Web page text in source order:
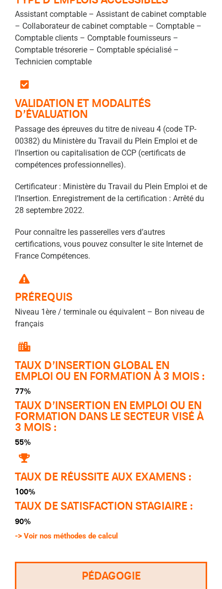
Assistant comptable – Assistant de cabinet comptable
– Collaborateur de cabinet comptable – Comptable –
Comptable clients – Comptable fournisseurs –
Comptable trésorerie – Comptable spécialisé –
Technicien comptable
VALIDATION ET MODALITÉS
D’ÉVALUATION
Passage des épreuves du titre de niveau 4 (code TP-
00382) du Ministère du Travail du Plein Emploi et de
l’Insertion ou capitalisation de CCP (certificats de
compétences professionnelles).
Certificateur : Ministère du Travail du Plein Emploi et de
l’Insertion. Enregistrement de la certification : Arrêté du
28 septembre 2022.
Pour connaître les passerelles vers d’autres
certifications, vous pouvez consulter le site Internet de
France Compétences.
PRÉREQUIS
Niveau 1ère / terminale ou équivalent – Bon niveau de
français
TAUX D’INSERTION GLOBAL EN
EMPLOI OU EN FORMATION À 3 MOIS :
77%
TAUX D’INSERTION EN EMPLOI OU EN
FORMATION DANS LE SECTEUR VISÉ À
3 MOIS :
55%
TAUX DE RÉUSSITE AUX EXAMENS :
100%
TAUX DE SATISFACTION STAGIAIRE :
90%
-> Voir nos méthodes de calcul
PÉDAGOGIE